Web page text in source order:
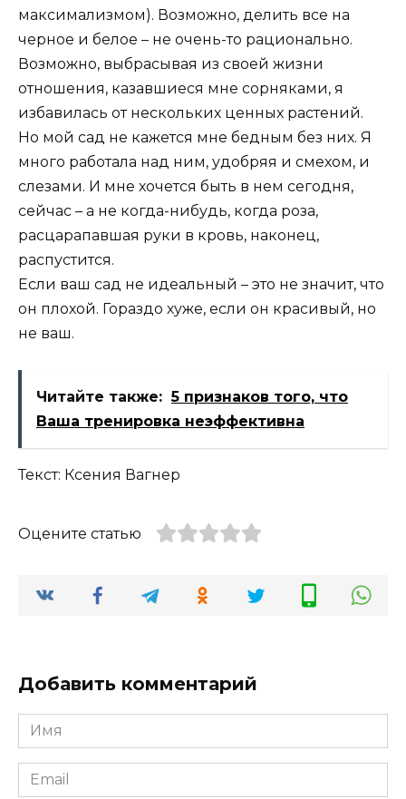
максимализмом). Возможно, делить все на
черное и белое – не очень-то рационально.
Возможно, выбрасывая из своей жизни
отношения, казавшиеся мне сорняками, я
избавилась от нескольких ценных растений.
Но мой сад не кажется мне бедным без них. Я
много работала над ним, удобряя и смехом, и
слезами. И мне хочется быть в нем сегодня,
сейчас – а не когда-нибудь, когда роза,
расцарапавшая руки в кровь, наконец,
распустится.
Если ваш сад не идеальный – это не значит, что
он плохой. Гораздо хуже, если он красивый, но
не ваш.
Читайте также: 5 признаков того, что
Ваша тренировка неэффективна
Текст: Ксения Вагнер
Оцените статью
Добавить комментарий
Имя
Email